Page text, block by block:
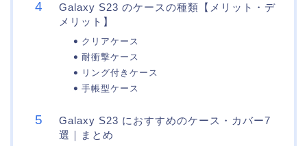
Galaxy S23 のケースの種類【メリット・デ
メリット】
クリアケース
耐衝撃ケース
リング付きケース
手帳型ケース
Galaxy S23 におすすめのケース・カバー7
選｜まとめ